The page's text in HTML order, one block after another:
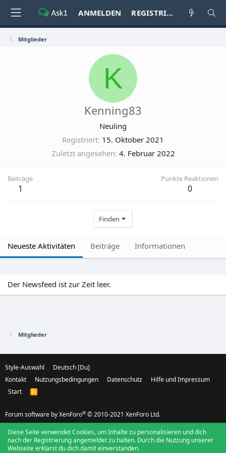
ANMELDEN REGISTRIEREN
Mitglieder
K
Kenning83
Neuling
Registriert 15. Oktober 2021
Zuletzt angesehen 4. Februar 2022
Beiträge
1
Punkte Reaktionen
0
Finden
Neueste Aktivitäten Beiträge Informationen
Der Newsfeed ist zur Zeit leer.
Mitglieder
Style-Auswahl
Deutsch [Du]
Kontakt
Nutzungsbedingungen Datenschutz
Hilfe und Impressum
Start
R
S
Forum software by XenForo® © 2010-2021 XenForo Ltd.
Diese Seite verwendet Cookies, um Inhalte zu personalisieren und dich
nach der Registrierung angemeldet zu halten. Durch die Nutzung unserer
Webseite erklärst du dich damit einverstanden.